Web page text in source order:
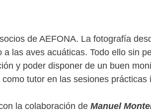
de AEFONA. La fotografía
las aves acuáticas. Todo ello sin
y poder disponer de un buen
tutor en las sesiones
la colaboración de Manuel